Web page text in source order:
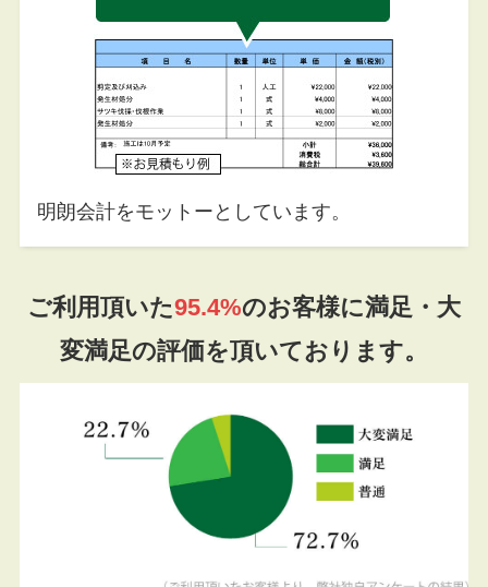
明朗会計をモットーとしています。
ご利用頂いた95.4%のお客様に満足・大
変満足の評価を頂いております。